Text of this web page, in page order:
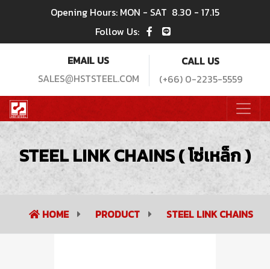
Opening Hours: MON - SAT 8.30 - 17.15
Follow Us:
EMAIL US
SALES@HSTSTEEL.COM
CALL US
(+66) 0-2235-5559
STEEL LINK CHAINS ( โซ่เหล็ก )
HOME PRODUCT STEEL LINK CHAINS